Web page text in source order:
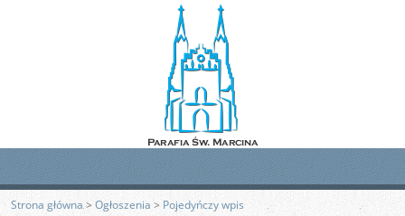
Strona główna> Ogłoszenia>Pojedyńczy wpis